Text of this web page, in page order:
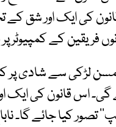
کی ایک اور شق کے
فریقین کے کمپیوٹر
اس قانون کی ایک